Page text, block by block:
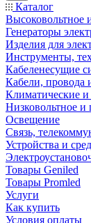
Каталог
Высоковольтное
Генераторы
Изделия для
Инструменты,
Кабеленесущие
Кабели, провода
Климатические
Низковольтное
Освещение
Связь,
Устройства и
Товары Geniled
Товары Promled
Услуги
Как купить
Условия оплаты